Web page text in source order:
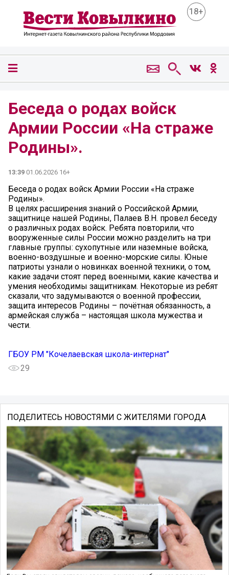
18+
Беседа о родах войск
Армии России «На страже
Родины».
13:39 01.06.2026 16+
Беседа о родах войск Армии России «На страже
Родины».
В целях расширения знаний о Российской Армии,
защитнице нашей Родины, Палаев В.Н. провел беседу
о различных родах войск. Ребята повторили, что
вооруженные силы России можно разделить на три
главные группы: сухопутные или наземные войска,
военно-воздушные и военно-морские силы. Юные
патриоты узнали о новинках военной техники, о том,
какие задачи стоят перед военными, какие качества и
умения необходимы защитникам. Некоторые из ребят
сказали, что задумываются о военной профессии,
защита интересов Родины – почётная обязанность, а
армейская служба – настоящая школа мужества и
чести.
ГБОУ РМ "Кочелаевская школа-интернат"
29
ПОДЕЛИТЕСЬ НОВОСТЯМИ С ЖИТЕЛЯМИ ГОРОДА